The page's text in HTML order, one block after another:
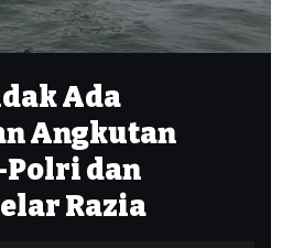
Ada
Angkutan
Polri dan
Razia